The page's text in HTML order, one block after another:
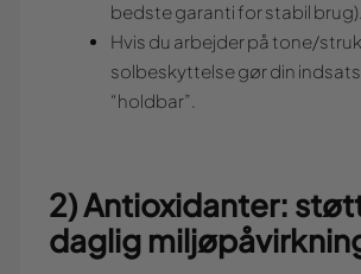
bedste garanti for stabil brug).
Hvis du arbejder på tone/
solbeskyttelse gør din
“holdbar”.
2) Antioxidanter:
daglig